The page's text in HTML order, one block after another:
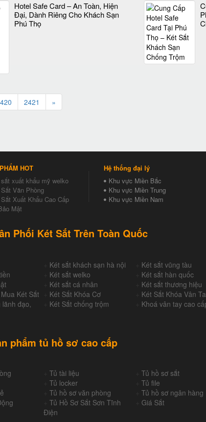
Hotel Safe Card – An Toàn, Hiện
Đại, Dành Riêng Cho Khách Sạn
Phú Thọ
2421 »
HOT
xuất khẩu mỹ welko
Văn Phòng
Xuất Khẩu Cao Cấp
Mật
Hệ thống đại lý
Khu vực Miền Bắc
Khu vực Miền Trung
Khu vực Miền Nam
Phối Két Sắt Trên Toàn Quốc
Két sắt khách sạn hà nội Két sắt vũng tàu
Két sắt welko Két sắt hàn quốc
Két sắt cá nhân Két sắt thương hiệu
Két Sắt Két Sắt Khóa Cơ Két Sắt Khóa Vân
lãnh đạo,
Két Sắt chống trộm Khoá vân tay cao
phẩm tủ hồ sơ cao cấp
Tủ tài liệu +Tủ hồ sơ sắt
Tủ locker +Tủ file
Tủ hồ sơ văn phòng +Tủ hồ sơ ngân hàng
Tủ Hồ Sơ Sắt Sơn Tĩnh
Điện
+Giá Sắt